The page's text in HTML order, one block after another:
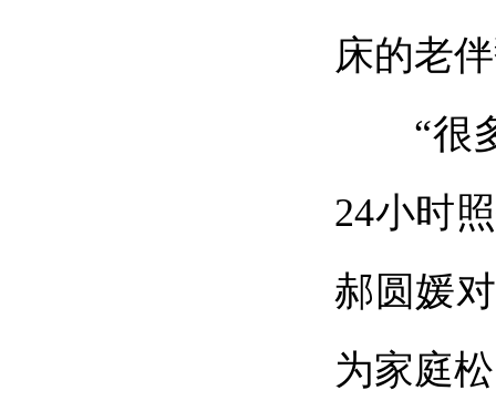
床的老
“很多
24小时
郝圆媛
为家庭